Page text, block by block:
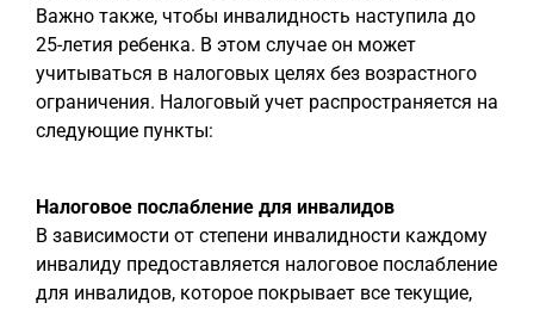
Важно также, чтобы инвалидность наступила до
25-летия ребенка. В этом случае он может
учитываться в налоговых целях без возрастного
ограничения. Налоговый учет распространяется на
следующие пункты:
Налоговое послабление для инвалидов
В зависимости от степени инвалидности каждому
инвалиду предоставляется налоговое послабление
для инвалидов, которое покрывает все текущие,